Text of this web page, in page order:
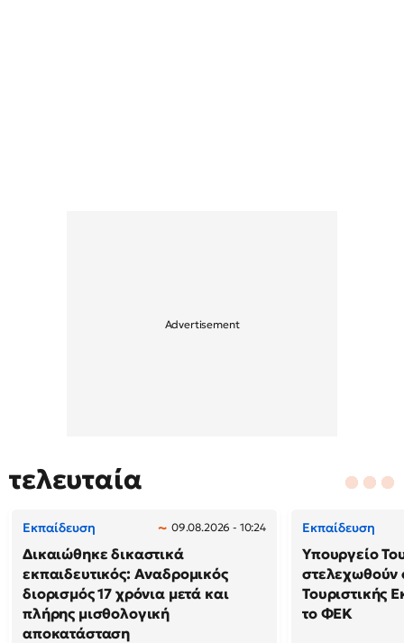
τελευταία
Εκπαίδευση 09.08.2026 - 10:24
Δικαιώθηκε δικαστικά
εκπαιδευτικός: Αναδρομικός
διορισμός 17 χρόνια μετά και
πλήρης μισθολογική
αποκατάσταση
Εκπαίδευση
Υπουργείο
στελεχωθούν
Τουριστικής
το ΦΕΚ